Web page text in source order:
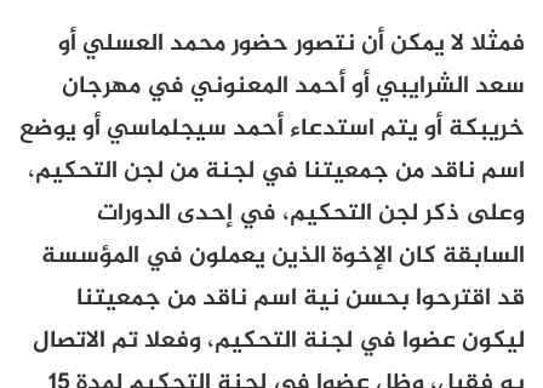
فمثلا لا يمكن أن نتصور حضور محمد العسلي أو
سعد الشرايبي أو أحمد المعنوني في مهرجان
خريبكة أو يتم استدعاء أحمد سيجلماسي أو يوضع
اسم ناقد من جمعيتنا في لجنة من لجن التحكيم،
وعلى ذكر لجن التحكيم، في إحدى الدورات
السابقة كان الإخوة الذين يعملون في المؤسسة
قد اقترحوا بحسن نية اسم ناقد من جمعيتنا
ليكون عضوا في لجنة التحكيم، وفعلا تم الاتصال